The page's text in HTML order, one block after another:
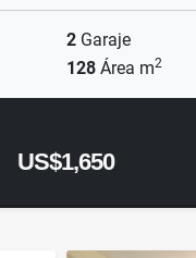
2 Garaje
128 Área m2
US$1,650